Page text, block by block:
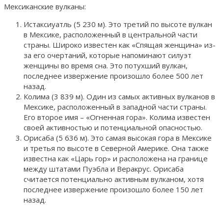
Мексиканские вулканы:
Истаксиуатль (5 230 м). Это третий по высоте вулкан
в Мексике, расположенный в центральной части
страны. Широко известен как «Спящая женщина» из-
за его очертаний, которые напоминают силуэт
женщины во время сна. Это потухший вулкан,
последнее извержение произошло более 500 лет
назад.
Колима (3 839 м). Один из самых активных вулканов в
Мексике, расположенный в западной части страны.
Его второе имя – «Огненная гора». Колима известен
своей активностью и потенциальной опасностью.
Орисаба (5 636 м). Это самая высокая гора в Мексике
и третья по высоте в Северной Америке. Она также
известна как «Царь гор» и расположена на границе
между штатами Пуэбла и Веракрус. Орисаба
считается потенциально активным вулканом, хотя
последнее извержение произошло более 150 лет
назад.